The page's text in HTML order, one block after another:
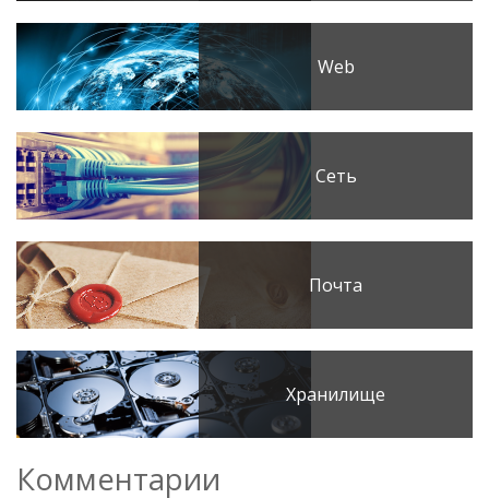
Web
Сеть
Почта
Хранилище
Комментарии